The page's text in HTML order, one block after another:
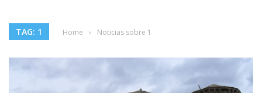
TAG: 1 Home › Noticias sobre 1